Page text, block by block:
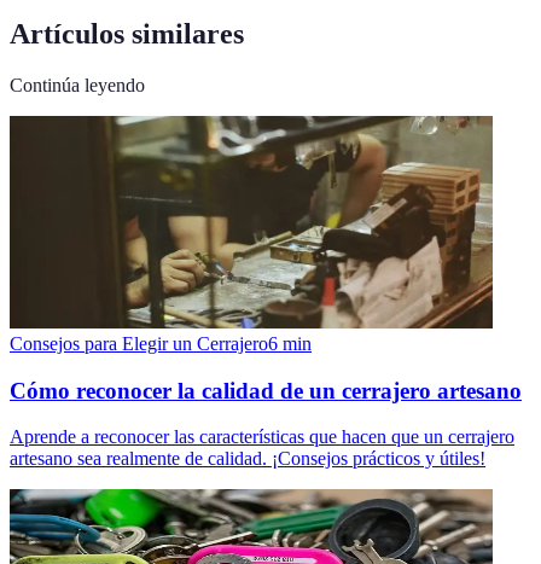
Artículos similares
Continúa leyendo
Consejos para Elegir un Cerrajero6 min
Cómo reconocer la calidad de un cerrajero artesano
Aprende a reconocer las características que hacen que un cerrajero
artesano sea realmente de calidad. ¡Consejos prácticos y útiles!